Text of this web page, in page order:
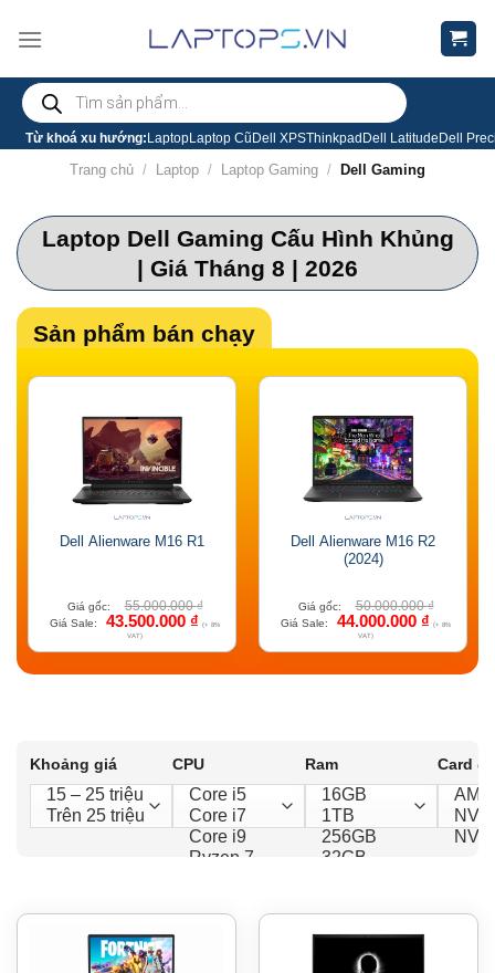
đến
dungTìm
kiếm
sản
phẩm
Từ khoá xu hướng: LaptopLaptop Cũ Dell XPSThinkpad Dell Latitude Dell
Trang chủ / Laptop / Laptop Gaming / Dell Gaming
Laptop Dell Gaming Cấu Hình Khủng
| Giá Tháng 8 | 2026
Sản phẩm bán chạy
Dell Alienware M16 R1
Giá gốc: 55.000.000₫
Giá Sale: 43.500.000 ₫
(+ 8%
VAT)
Dell Alienware M16 R2
(2024)
Giá gốc: 50.000.000₫
Giá Sale: 44.000.000 ₫
(+ 8%
VAT)
Khoảng giá CPU Ram Card